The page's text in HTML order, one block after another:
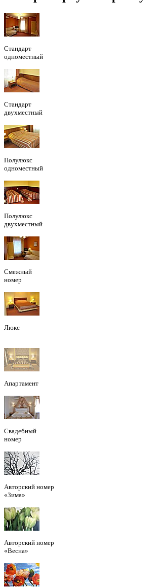
Стандарт
одноместный
Стандарт
двухместный
Полулюкс
одноместный
Полулюкс
двухместный
Смежный
номер
Люкс
Апартамент
Свадебный
номер
Авторский номер
«Зима»
Авторский номер
«Весна»